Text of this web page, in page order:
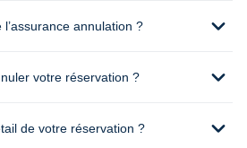
annulation ? expand_more
votre réservation ? expand_more
de votre réservation ? expand_more